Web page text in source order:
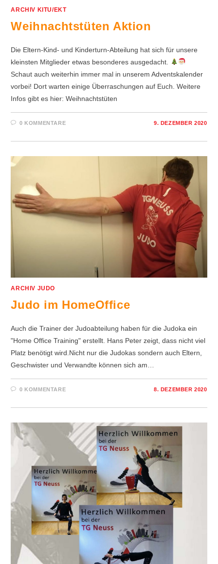
ARCHIV KITU/EKT
Weihnachtstüten Aktion
Die Eltern-Kind- und Kinderturn-Abteilung hat sich für unsere
kleinsten Mitglieder etwas besonderes ausgedacht.
Schaut auch weiterhin immer mal in unserem Adventskalender
vorbei! Dort warten einige Überraschungen auf Euch. Weitere
Infos gibt es hier: Weihnachtstüten
0 KOMMENTARE 9. DEZEMBER 2020
ARCHIV JUDO
Judo im HomeOffice
Auch die Trainer der Judoabteilung haben für die Judoka ein
"Home Office Training" erstellt. Hans Peter zeigt, dass nicht viel
Platz benötigt wird.Nicht nur die Judokas sondern auch Eltern,
Geschwister und Verwandte können sich am…
0 KOMMENTARE 8. DEZEMBER 2020